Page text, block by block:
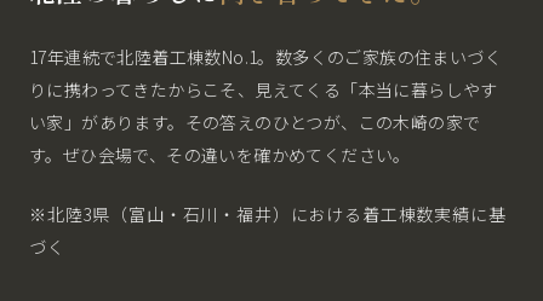
17年連続で北陸着工棟数No.1。数多くのご家族の住まいづく
りに携わってきたからこそ、見えてくる「本当に暮らしやす
い家」があります。その答えのひとつが、この木崎の家で
す。ぜひ会場で、その違いを確かめてください。
※北陸3県（富山・石川・福井）における着工棟数実績に基
づく